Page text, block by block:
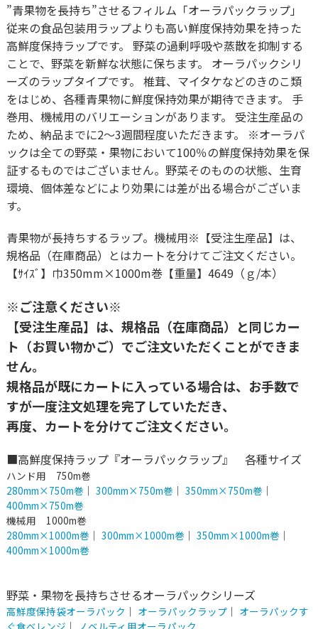
”青果物を長持ち”させるフィルム「オーラパックラップ」
従来の食品包装用ラップよりも高い鮮度保持効果を持った
高鮮度保持ラップです。 野菜の過剰呼吸や蒸散を抑制する
ことで、野菜を新鮮な状態に保ちます。 オーラパックシリ
ーズのラップタイプです。 椎茸、マイタケなどのきのこ類
をはじめ、各種青果物に鮮度保持効果が期待できます。 手
巻用、機械用のバリエーションがあります。 受注生産品の
ため、納品までに2～3週間程度いただきます。 ※オーラパ
ックは全ての野菜・果物において100％の鮮度保持効果を保
証するものではございません。野菜そのものの状態、生育
環境、個体差などにより効果には差が出る場合がございま
す。
青果物が長持ちするラップ。機械用※【受注生産品】は、
規格品（在庫商品）とはカートを分けてご注文ください。
【ｻｲｽﾞ】巾350mm×1000m巻【重量】4649（ｇ/本）
※ご注意ください※
【受注生産品】は、規格品（在庫商品）と同じカー
ト（お買い物かご）でご注文いただくことができま
せん。
規格品が既にカートに入っている場合は、お手数で
すが一度注文処理を完了していただき、
再度、カートを分けてご注文ください。
■高鮮度保持ラップ『オーラパックラップ』 各種サイズ
ハンド用 750m巻
280mm×750m巻 ｜ 300mm×750m巻 ｜ 350mm×750m巻 ｜
400mm×750m巻
機械用 1000m巻
280mm×1000m巻 ｜ 300mm×1000m巻 ｜ 350mm×1000m巻 ｜
400mm×1000m巻
野菜・果物を長持ちさせるオーラパックシリーズ
高鮮度保持袋オーラパック ｜ オーラパックラップ｜ オーラパックす
ぐ食べレンジ ｜ ノベルティ用オーラパック